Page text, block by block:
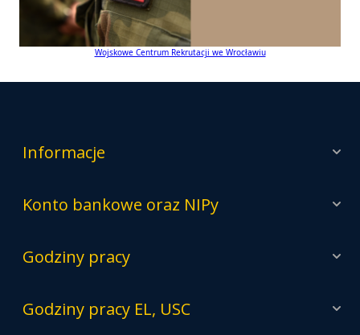
Wojskowe Centrum Rekrutacji we Wrocławiu
Informacje
Konto bankowe oraz NIPy
Godziny pracy
Godziny pracy EL, USC